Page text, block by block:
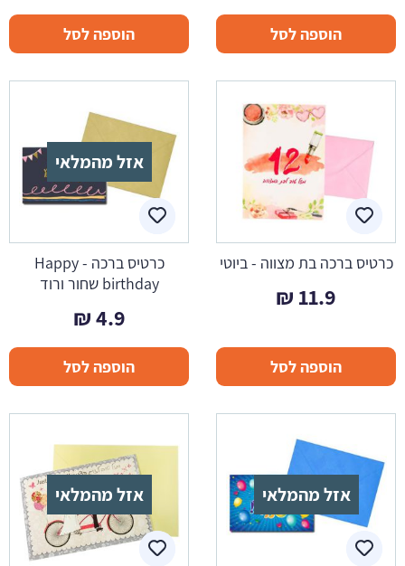
הוספה לסל הוספה לסל
כרטיס ברכה בת מצווה - ביוטי
11.9
₪
הוספה לסל
אזל מהמלאי
כרטיס ברכה - Happy
birthday שחור ורוד
4.9
₪
הוספה לסל
אזל מהמלאי אזל מהמלאי